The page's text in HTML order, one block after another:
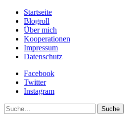
Startseite
Blogroll
Über mich
Kooperationen
Impressum
Datenschutz
Facebook
Twitter
Instagram
Suche